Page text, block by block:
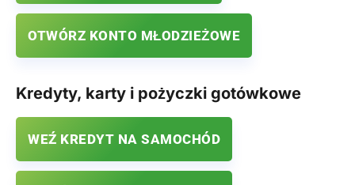
OTWÓRZ KONTO MŁODZIEŻOWE
Kredyty, karty i pożyczki gotówkowe
WEŹ KREDYT NA SAMOCHÓD